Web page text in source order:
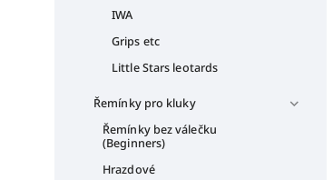
IWA
Grips etc
Little Stars leotards
Řemínky pro kluky
Řemínky bez válečku
(Beginners)
Hrazdové